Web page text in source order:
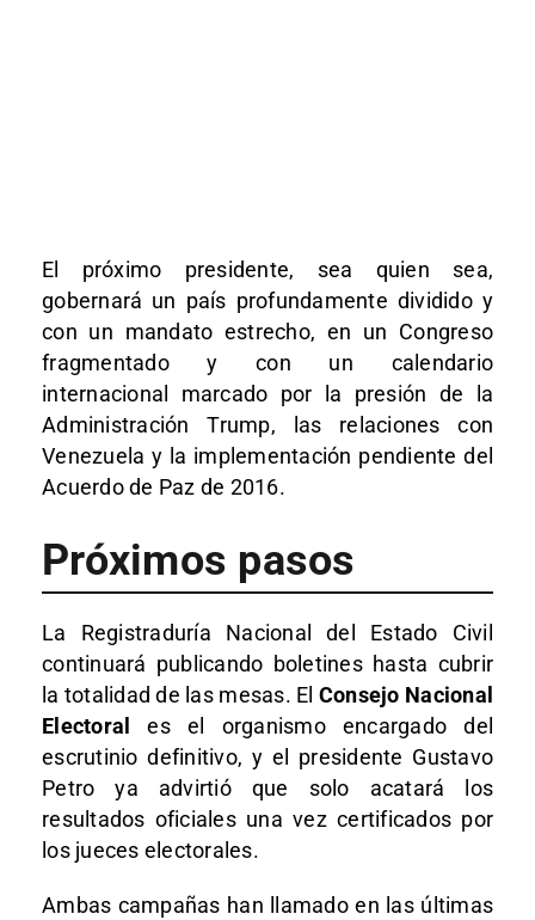
El próximo presidente, sea quien sea,
gobernará un país profundamente dividido y
con un mandato estrecho, en un Congreso
fragmentado y con un calendario
internacional marcado por la presión de la
Administración Trump, las relaciones con
Venezuela y la implementación pendiente del
Acuerdo de Paz de 2016.
Próximos pasos
La Registraduría Nacional del Estado Civil
continuará publicando boletines hasta cubrir
la totalidad de las mesas. El Consejo Nacional
Electoral
es el organismo encargado del
escrutinio definitivo, y el presidente Gustavo
Petro ya advirtió que solo acatará los
resultados oficiales una vez certificados por
los jueces electorales.
Ambas campañas han llamado en las últimas